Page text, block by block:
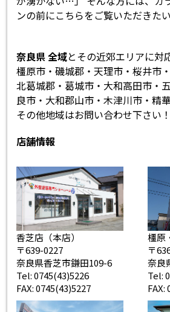
ンの前にこちらをご覧いただきた
奈良県 全域とその近郊エリアに対
橿原市・磯城郡・天理市・桜井市
北葛城郡・葛城市・大和高田市・
良市・大和郡山市・木津川市・精
その他地域はお問い合わせ下さい！
店舗情報
香芝店（本店）
〒639-0227
奈良県香芝市鎌田109-6
Tel: 0745(43)5226
FAX: 0745(43)5227
橿原
〒
奈良
Tel:
FAX: